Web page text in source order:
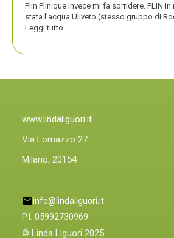
Plin Plinique invece mi fa sorridere. PLIN
stata l’acqua Uliveto (stesso gruppo di
Leggi tutto
PLIN
www.lindaliguori.it
Via Lomazzo 27
Milano, 20154
info@lindaliguori.it
P.I. 05992730969
© Linda Liguori 2025